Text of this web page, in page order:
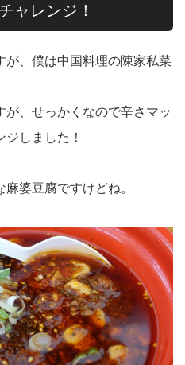
ャレンジ！
が、僕は中国料理の陳家私菜
、せっかくなので辛さマッ
しました！
婆豆腐ですけどね。